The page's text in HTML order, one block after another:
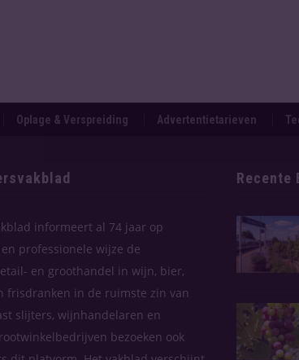
Oplage & Verspreiding Advertentietarieven
informeert al 74 jaar op
professionele wijze de
en groothandel in wijn, bier,
frisdranken in de ruimste zin van
slijters, wijnhandelaren en
bezoeken ook
Recente